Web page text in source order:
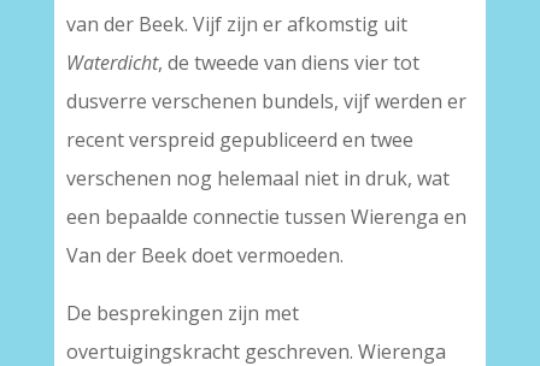
van der Beek. Vijf zijn er afkomstig uit
Waterdicht, de tweede van diens vier tot
dusverre verschenen bundels, vijf werden er
recent verspreid gepubliceerd en twee
verschenen nog helemaal niet in druk, wat
een bepaalde connectie tussen Wierenga en
Van der Beek doet vermoeden.
De besprekingen zijn met
overtuigingskracht geschreven. Wierenga